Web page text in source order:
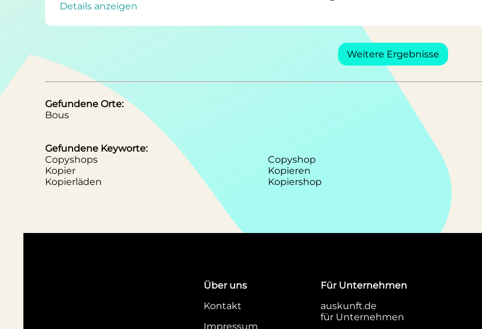
Details anzeigen
Weitere Ergebnisse
Gefundene Orte:
Bous
Gefundene Keyworte:
Copyshops
Copyshop
Kopier
Kopieren
Kopierläden
Kopiershop
Über uns
Kontakt
Impressum
Für Unternehmen
auskunft.de
für Unternehmen